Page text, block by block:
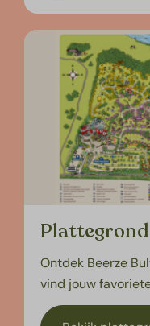
Plattegrond
Ontdek Beerze
vind jouw